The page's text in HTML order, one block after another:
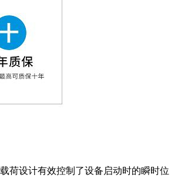
荷设计有效控制了设备启动时的瞬时位